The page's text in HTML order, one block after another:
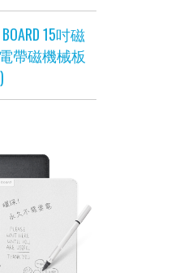
15吋磁
帶磁機械板